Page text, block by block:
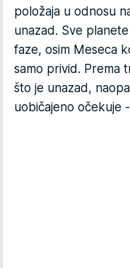
položaja u odnosu
unazad. Sve
faze, osim Meseca
samo privid. Prema
što je unazad,
uobičajeno očekuje